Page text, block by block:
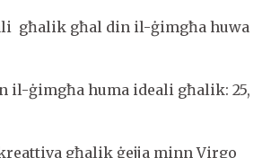
għalik għal din il-ġimgħa huwa
il-ġimgħa huma ideali għalik: 25,
għalik ġejja minn Virgo